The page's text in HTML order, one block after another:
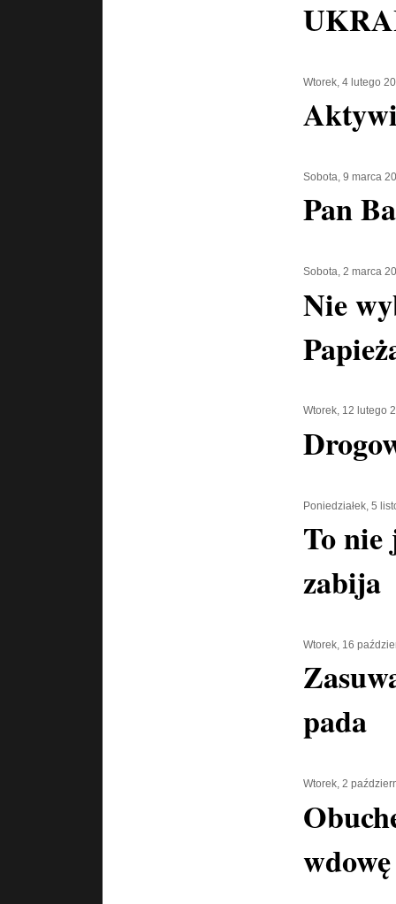
Wtorek, 4 lutego
Sobota, 9 marca
Pan
Sobota, 2 marca
Nie
Wtorek, 12 lutego
Poniedziałek, 5
To nie
zabija
Wtorek, 16
pada
Wtorek, 2
wdowę